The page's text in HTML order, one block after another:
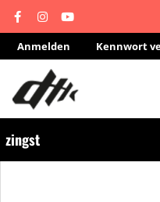
Anmelden Kennwort
zingst